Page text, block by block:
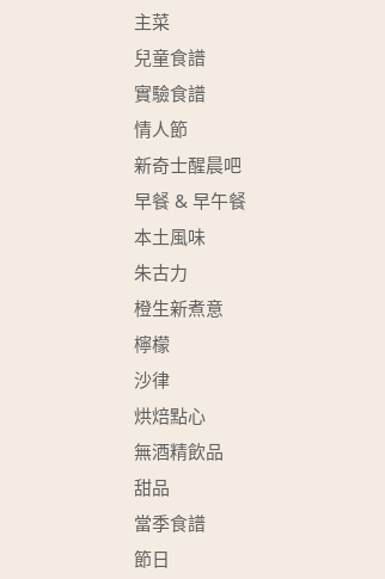
主菜
兒童食譜
實驗食譜
情人節
新奇士醒晨吧
早餐 & 早午餐
本土風味
朱古力
橙生新煮意
檸檬
沙律
烘焙點心
無酒精飲品
甜品
當季食譜
節日